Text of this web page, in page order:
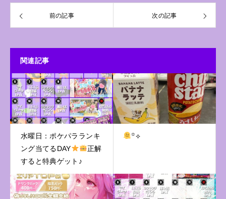
前の記事 次の記事
関連記事
水曜日：ポケパラランキ
ング当てるDAY
正解
すると特典ゲット♪
꙳⟡